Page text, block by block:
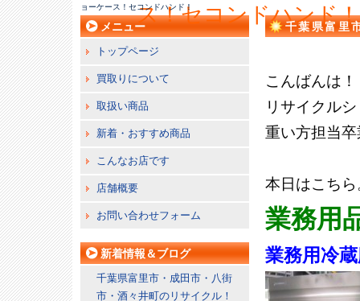
ス！セコンドハンド！
ョーケース！セコンドハンド！
千葉県富里
こんばんは！
リサイクル
重い方担当
本日はこちら
業務用
業務用冷
メニュー
トップページ
買取りについて
取扱い商品
新着・おすすめ商品
こんなお店です
店舗概要
お問い合わせフォーム
新着情報＆ブログ
千葉県富里市・成田市・八街
市・酒々井町のリサイクル！